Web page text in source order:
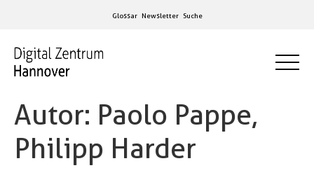
Glossar Newsletter Suche
Autor: Paolo Pappe,
Philipp Harder